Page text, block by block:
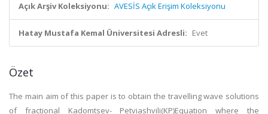
Açık Arşiv Koleksiyonu: AVESİS Açık Erişim Koleksiyonu
Hatay Mustafa Kemal Üniversitesi Adresli: Evet
Özet
The main aim of this paper is to obtain the travelling wave solutions
of fractional Kadomtsev- Petviashvili(KP)Equation where the